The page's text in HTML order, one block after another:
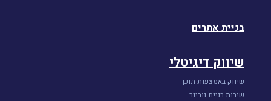
בניית אתרים
שיווק דיגיטלי
שיווק באמצעות תוכן
שירות בניית וובינר